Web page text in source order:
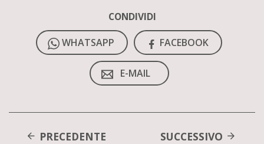
CONDIVIDI
WHATSAPP
FACEBOOK
E-MAIL
PRECEDENTE SUCCESSIVO